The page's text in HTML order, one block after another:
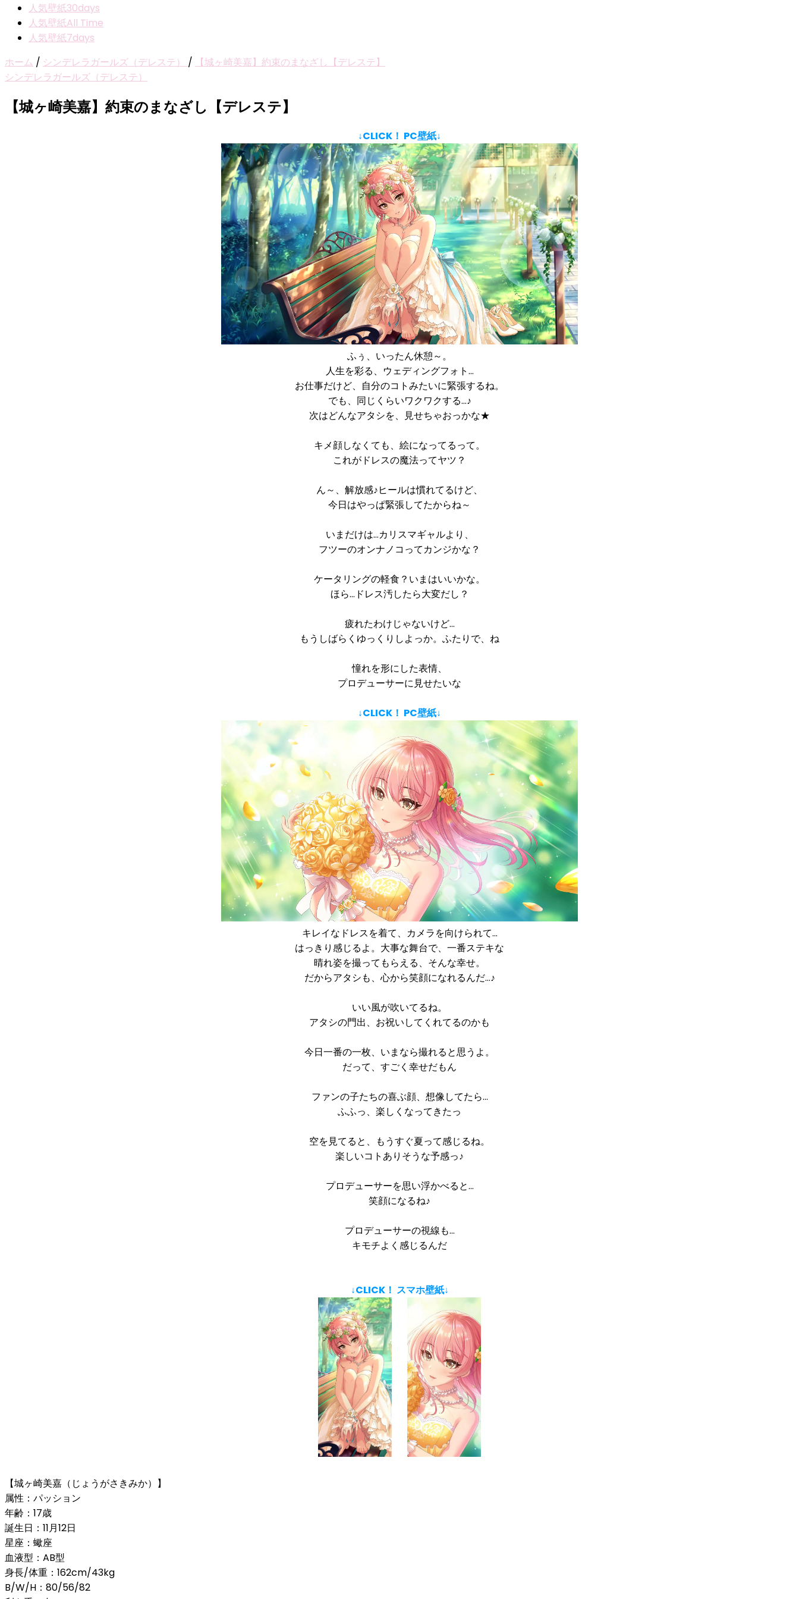
人気壁紙30days
人気壁紙All Time
人気壁紙7days
ホーム / シンデレラガールズ（デレステ） /
【城ヶ崎美嘉】約束のまなざし【デレステ】
シンデレラガールズ（デレステ）
【城ヶ崎美嘉】約束のまなざし【デレステ】
↓CLICK！ PC壁紙↓
ふぅ、いったん休憩～。
人生を彩る、ウェディングフォト…
お仕事だけど、自分のコトみたいに緊張するね。
でも、同じくらいワクワクする…♪
次はどんなアタシを、見せちゃおっかな★
キメ顔しなくても、絵になってるって。
これがドレスの魔法ってヤツ？
ん～、解放感♪ヒールは慣れてるけど、
今日はやっぱ緊張してたからね～
いまだけは…カリスマギャルより、
フツーのオンナノコってカンジかな？
ケータリングの軽食？いまはいいかな。
ほら…ドレス汚したら大変だし？
疲れたわけじゃないけど…
もうしばらくゆっくりしよっか。ふたりで、ね
憧れを形にした表情、
プロデューサーに見せたいな
↓CLICK！ PC壁紙↓
キレイなドレスを着て、カメラを向けられて…
はっきり感じるよ。大事な舞台で、一番ステキな
晴れ姿を撮ってもらえる、そんな幸せ。
だからアタシも、心から笑顔になれるんだ…♪
いい風が吹いてるね。
アタシの門出、お祝いしてくれてるのかも
今日一番の一枚、いまなら撮れると思うよ。
だって、すごく幸せだもん
ファンの子たちの喜ぶ顔、想像してたら…
ふふっ、楽しくなってきたっ
空を見てると、もうすぐ夏って感じるね。
楽しいコトありそうな予感っ♪
プロデューサーを思い浮かべると…
笑顔になるね♪
プロデューサーの視線も…
キモチよく感じるんだ
↓CLICK！ スマホ壁紙↓
【城ヶ崎美嘉（じょうがさきみか）】
属性：パッション
年齢：17歳
誕生日：11月12日
星座：蠍座
血液型：AB型
身長/体重：162cm/43kg
B/W/H：80/56/82